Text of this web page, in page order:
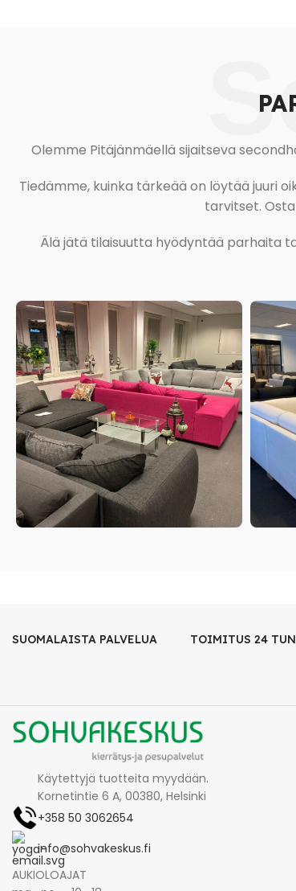
Olemme Pitäjänmäellä sijaitseva
Tiedämme, kuinka tärkeää on löytää juuri
tarvitset.
Älä jätä tilaisuutta hyödyntää parhaita
SUOMALAISTA PALVELUA
TOIMITUS 24
Käytettyjä tuotteita myydään.
Kornetintie 6 A, 00380, Helsinki
+358 50 3062654
info@sohvakeskus.fi
AUKIOLOAJAT